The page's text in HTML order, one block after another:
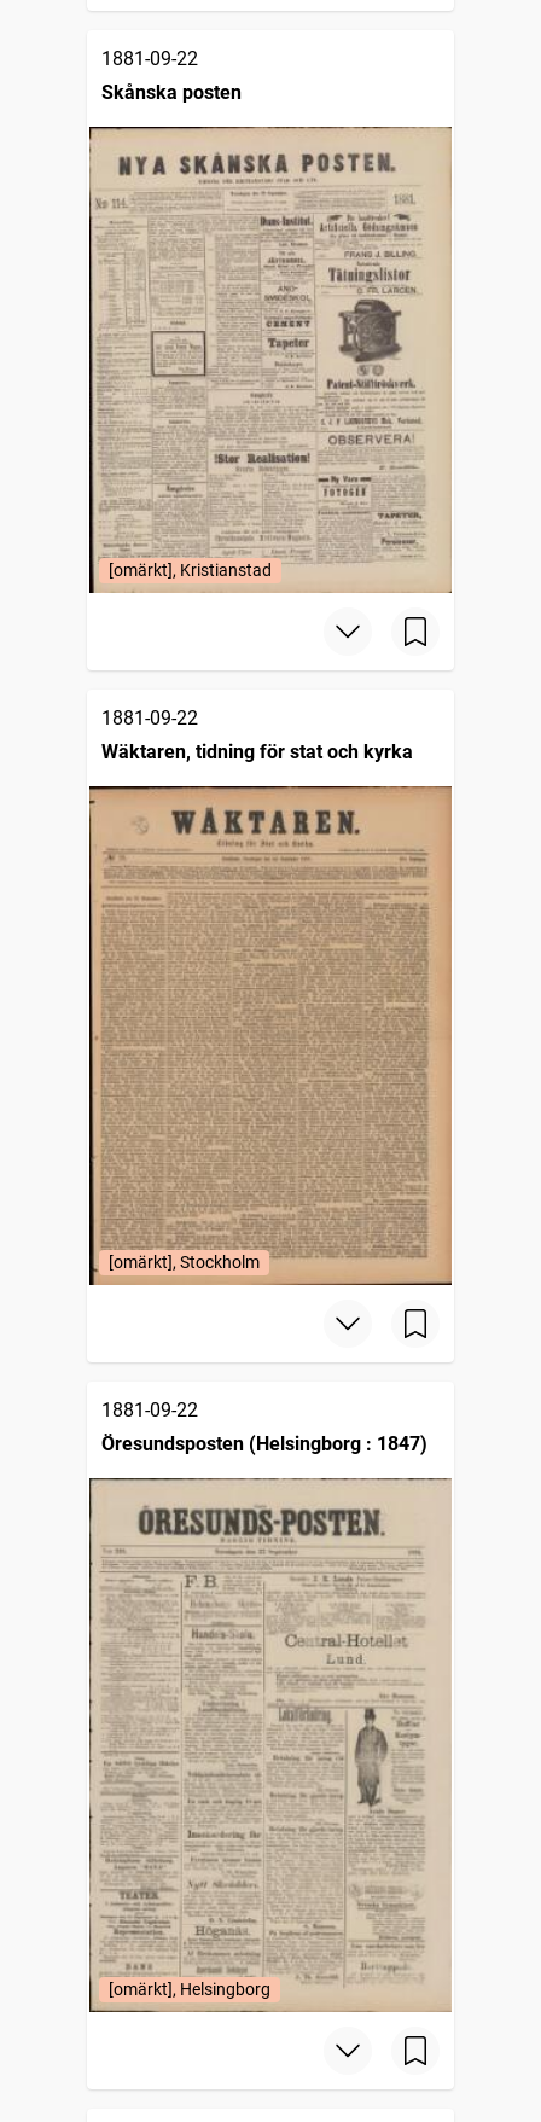
1881-09-22
Skånska posten
[omärkt], Kristianstad
1881-09-22
Wäktaren, tidning för stat och kyrka
[omärkt], Stockholm
1881-09-22
Öresundsposten (Helsingborg : 1847)
[omärkt], Helsingborg